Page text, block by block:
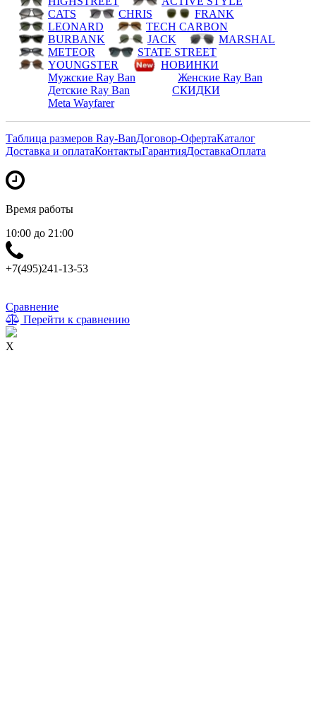
CATS
CHRIS
FRANK
LEONARD
TECH CARBON
BURBANK
JACK
MARSHAL
METEOR
STATE STREET
YOUNGSTER
НОВИНКИ
Мужские Ray Ban
Женские Ray Ban
Детские Ray Ban
СКИДКИ
Meta Wayfarer
Таблица размеров Ray-BanДоговор-ОфертаКаталог
Доставка и оплатаКонтактыГарантияДоставкаОплата
Время работы
10:00 до 21:00
+7(495)241-13-53
Сравнение
Перейти к сравнению
X